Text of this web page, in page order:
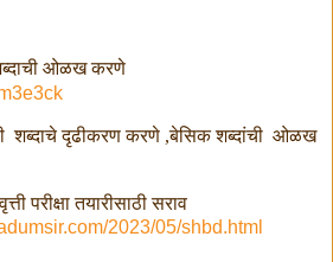
ओळख करणे
शब्दाचे दृढीकरण करणे ,बेसिक शब्दांची ओळख
परीक्षा तयारीसाठी सराव
2023/05/shbd.html